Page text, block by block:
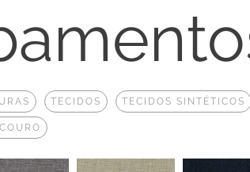
TECIDOS TECIDOS SINTÉTICOS